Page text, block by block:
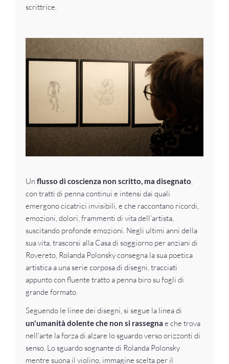
scrittrice.
Un flusso di coscienza non scritto, ma disegnato,
con tratti di penna continui e intensi dai quali
emergono cicatrici invisibili, e che raccontano ricordi,
emozioni, dolori, frammenti di vita dell’artista,
suscitando profonde emozioni. Negli ultimi anni della
sua vita, trascorsi alla Casa di soggiorno per anziani di
Rovereto, Rolanda Polonsky consegna la sua poetica
artistica a una serie corposa di disegni, tracciati
appunto con fluente tratto a penna biro su fogli di
grande formato.
Seguendo le linee dei disegni, si segue la linea di
un'umanità dolente che non si rassegna e che trova
nell'arte la forza di alzare lo sguardo verso orizzonti di
senso. Lo sguardo sognante di Rolanda Polonsky
mentre suona il violino, immagine scelta per il